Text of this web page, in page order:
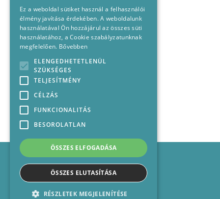
Impresszum
Felhasználási feltételek
Kapcsolat
Ez a weboldal sütiket használ a felhasználói
élmény javítása érdekében. A weboldalunk
használatával Ön hozzájárul az összes süti
használatához, a Cookie szabályzatunknak
megfelelően. Bővebben
ELENGEDHETETLENÜL
SZÜKSÉGES
TELJESÍTMÉNY
CÉLZÁS
FUNKCIONALITÁS
BESOROLATLAN
ÖSSZES ELFOGADÁSA
ÖSSZES ELUTASÍTÁSA
RÉSZLETEK MEGJELENÍTÉSE